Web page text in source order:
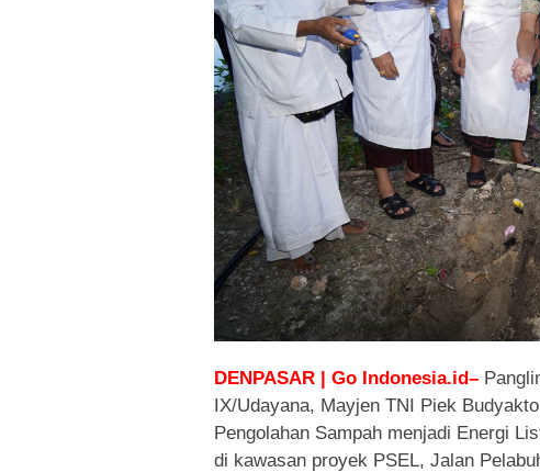
DENPASAR | Go Indonesia.id–
IX/Udayana, Mayjen TNI Piek
Pengolahan Sampah menjadi Energi
di kawasan proyek PSEL, Jalan